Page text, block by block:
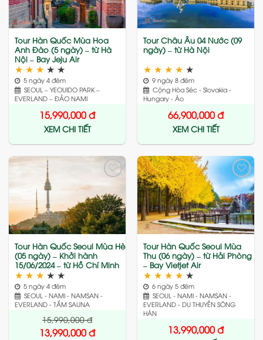
Tour Hàn Quốc Mùa Hoa
Anh Đào (5 ngày) – từ Hà
Nội – Bay Jeju Air
★ ★ ★ ★ ★
5 ngày 4 đêm
SEOUL – YEOUIDO PARK –
EVERLAND – ĐẢO NAMI
15,990,000đ
XEM CHI TIẾT
Tour Châu Âu 04 Nước (09
ngày) – từ Hà Nội
★ ★ ★ ★ ★
9 ngày 8 đêm
Cộng Hòa Séc - Slovakia -
Hungary - Áo
66,900,000đ
XEM CHI TIẾT
Add
to
wishlist
Tour Hàn Quốc Seoul Mùa Hè
(05 ngày) – Khởi hành
15/06/2024 – từ Hồ Chí Minh
★ ★ ★ ★ ★
5 ngày 4 đêm
SEOUL - NAMI - NAMSAN -
EVERLAND - TẮM SAUNA
15,990,000đ
13,990,000đ
Add
to
wishlist
Tour Hàn Quốc Seoul Mùa
Thu (06 ngày) – từ Hải Phòng
– Bay Vietjet Air
★ ★ ★ ★ ★
6 ngày 5 đêm
SEOUL - NAMI - NAMSAN -
EVERLAND - DU THUYỀN SÔNG
HÀN
13,990,000đ